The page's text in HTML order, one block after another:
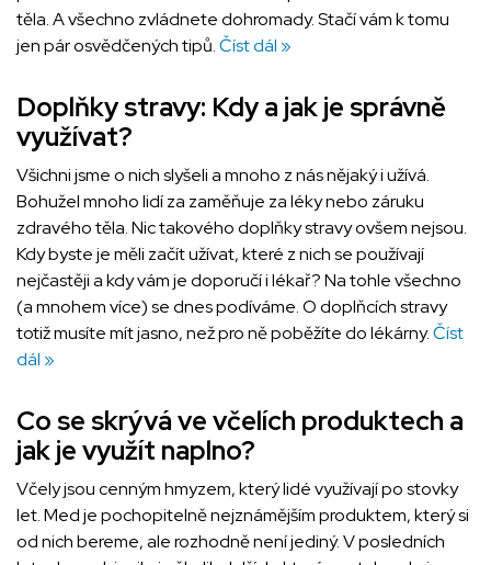
těla. A všechno zvládnete dohromady. Stačí vám k tomu
jen pár osvědčených tipů.Číst dál »
Doplňky stravy: Kdy a jak je správně
využívat?
Všichni jsme o nich slyšeli a mnoho z nás nějaký i užívá.
Bohužel mnoho lidí za zaměňuje za léky nebo záruku
zdravého těla. Nic takového doplňky stravy ovšem nejsou.
Kdy byste je měli začít užívat, které z nich se používají
nejčastěji a kdy vám je doporučí i lékař? Na tohle všechno
(a mnohem více) se dnes podíváme. O doplňcích stravy
totiž musíte mít jasno, než pro ně poběžíte do lékárny.Číst
dál »
Co se skrývá ve včelích produktech a
jak je využít naplno?
Včely jsou cenným hmyzem, který lidé využívají po stovky
let. Med je pochopitelně nejznámějším produktem, který si
od nich bereme, ale rozhodně není jediný. V posledních